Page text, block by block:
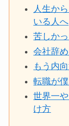
人生か
いる人へ
苦しか
会社辞
もう内
転職が
世界一
け方